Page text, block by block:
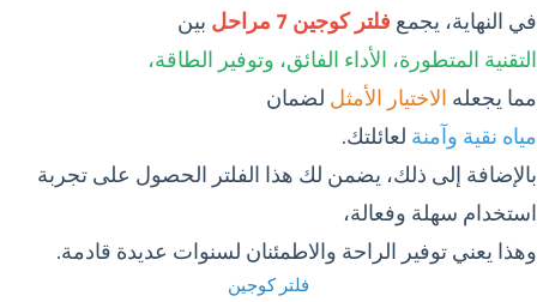
في النهاية، يجمعفلتر كوجين 7 مراحل
بين
التقنية المتطورة، الأداء الفائق، وتوفير الطاقة،
مما يجعلهالاختيار الأمثللضمان
مياه نقية وآمنةلعائلتك.
بالإضافة إلى ذلك، يضمن لك هذا الفلتر الحصول على تجربة
استخدام سهلة وفعالة،
وهذا يعني توفير الراحة والاطمئنان لسنوات عديدة قادمة.
فلتر كوجين